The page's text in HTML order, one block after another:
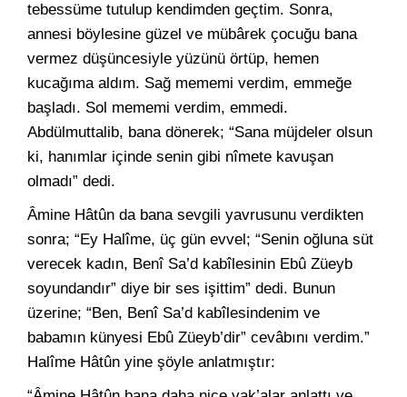
tebessüme tutulup kendimden geçtim. Sonra,
annesi böylesine güzel ve mübârek çocuğu bana
vermez düşüncesiyle yüzünü örtüp, hemen
kucağıma aldım. Sağ mememi verdim, emmeğe
başladı. Sol mememi verdim, emmedi.
Abdülmuttalib, bana dönerek; “Sana müjdeler olsun
ki, hanımlar içinde senin gibi nîmete kavuşan
olmadı” dedi.
Âmine Hâtûn da bana sevgili yavrusunu verdikten
sonra; “Ey Halîme, üç gün evvel; “Senin oğluna süt
verecek kadın, Benî Sa’d kabîlesinin Ebû Züeyb
soyundandır” diye bir ses işittim” dedi. Bunun
üzerine; “Ben, Benî Sa’d kabîlesindenim ve
babamın künyesi Ebû Züeyb’dir” cevâbını verdim.”
Halîme Hâtûn yine şöyle anlatmıştır: